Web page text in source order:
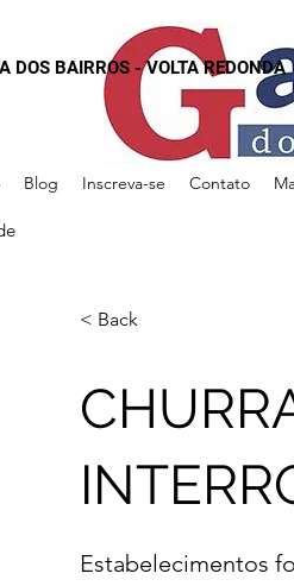
DOS BAIRROS - VOLTA REDONDA
Blog Inscreva-se Contato
< Back
Estabelecimentos